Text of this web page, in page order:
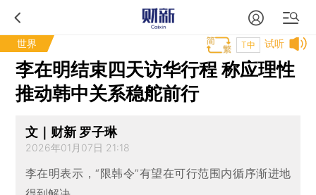
世界 试听
T中
李在明结束四天访华行程 称应理性
推动韩中关系稳舵前行
文｜财新 罗子琳
2026年01月07日 21:18
李在明表示，“限韩令”有望在可行范围内循序渐进地